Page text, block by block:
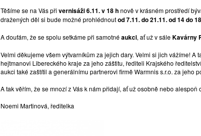
Těšíme se na Vás při vernisáži 6.11. v 18 hnově v krásném prostředí
dražených děl si bude možné prohlédnoutod 7.11. do 21.11. od 14 do
A doufám, že se spolu setkáme při samotnéaukci, ať už v sáleKavárny
Velmi děkujeme všem výtvarníkům za jejich dary. Velmi si jich vážíme!
hejtmanovi Libereckého kraje za jeho záštitu, řediteli Krajského
aukci také zaštítil a generálnímu partnerovi firmě Warmnis s.r.o. za jeho
A tak věřím, že se mnozí z Vás k nám přidají, ať už osobně nebo
Noemi Martinová, ředitelka